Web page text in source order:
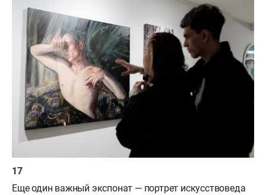
Еще один важный экспонат — портрет искусствоведа